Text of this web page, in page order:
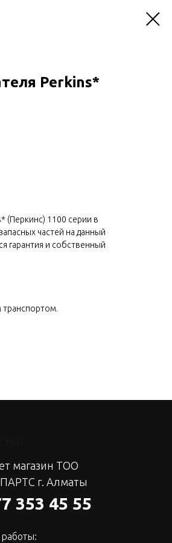
Perkins*
(Перкинс) 1100 серии в
частей на данный
гарантия и собственный
магазин ТОО
г. Алматы
353 45 55